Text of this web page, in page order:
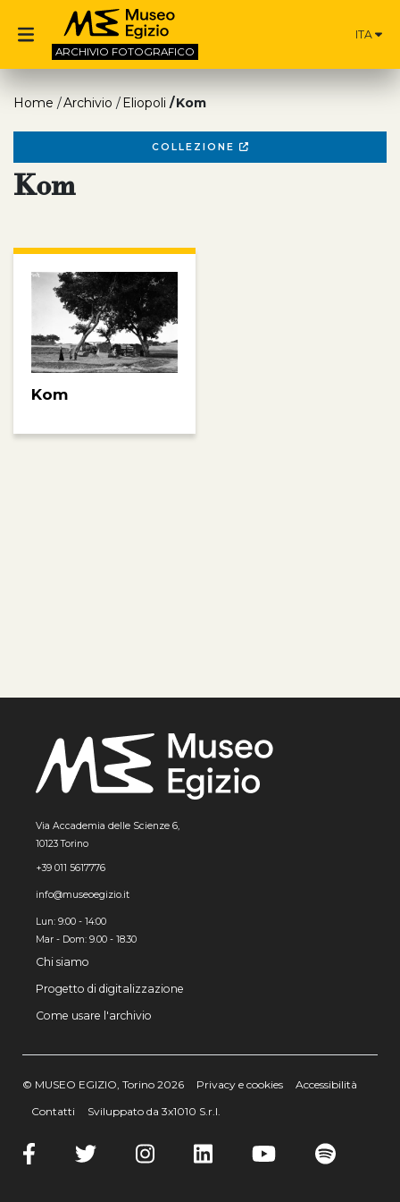
ARCHIVIO FOTOGRAFICO
ITA
Home Archivio Eliopoli Kom
COLLEZIONE
Kom
Kom
Via Accademia delle Scienze 6,
10123 Torino
+39 011 5617776
info@museoegizio.it
Lun: 9:00 - 14:00
Mar - Dom: 9.00 - 18.30
Chi siamo
Progetto di digitalizzazione
Come usare l'archivio
© MUSEO EGIZIO, Torino 2026 Privacy e cookies
Accessibilità
Contatti
Sviluppato da 3x1010 S.r.l.